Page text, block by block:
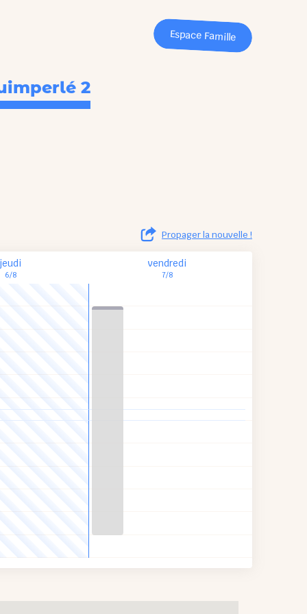
Espace Famille
2
Propager la nouvelle !
jeudi
6/8
vendredi
7/8